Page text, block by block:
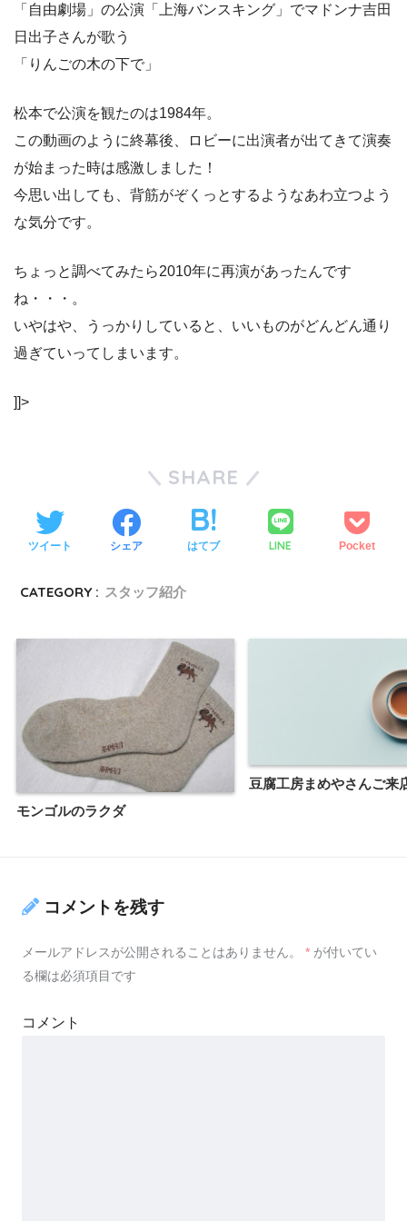
「自由劇場」の公演「上海バンスキング」でマドンナ吉田
日出子さんが歌う
「りんごの木の下で」
松本で公演を観たのは1984年。
この動画のように終幕後、ロビーに出演者が出てきて演奏
が始まった時は感激しました！
今思い出しても、背筋がぞくっとするようなあわ立つよう
な気分です。
ちょっと調べてみたら2010年に再演があったんです
ね・・・。
いやはや、うっかりしていると、いいものがどんどん通り
過ぎていってしまいます。
]]>
SHARE
ツイート シェア はてブ LINE Pocket
CATEGORY : スタッフ紹介
モンゴルのラクダ
豆腐工房まめやさんご来
コメントを残す
メールアドレスが公開されることはありません。 * が付いてい
る欄は必須項目です
コメント